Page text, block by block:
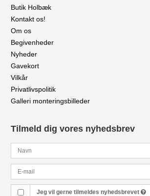
Butik Holbæk
Kontakt os!
Om os
Begivenheder
Nyheder
Gavekort
Vilkår
Privatlivspolitik
Galleri monteringsbilleder
Tilmeld dig vores nyhedsbrev
Jeg vil gerne tilmeldes nyhedsbrevet